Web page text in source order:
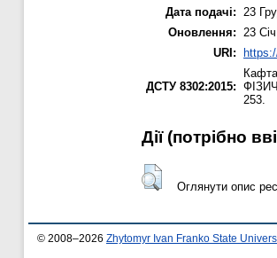
Дата подачі:
23
Оновлення:
23
URI:
ДСТУ 8302:2015:
253.
Дії ​​(потрібно
Оглянути опис
© 2008–2026 Zhytomyr Ivan Franko State